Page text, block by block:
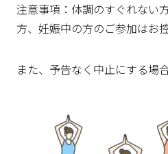
注意事項：体調のすぐれない
方、妊娠中の方のご参加はお
また、予告なく中止にする場